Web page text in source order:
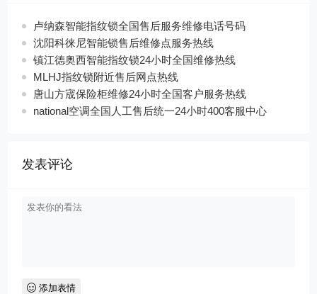
卢纳森智能指纹锁全国售后服务维修电话号码
沈阳科徕尼智能锁售后维修点服务热线
镇江德奥西智能指纹锁24小时全国维修热线
MLHJ指纹锁附近售后网点热线
唐山方宬保险柜维修24小时全国客户服务热线
national空调全国人工售后统一24小时400客服中心
发表评论
添加表情